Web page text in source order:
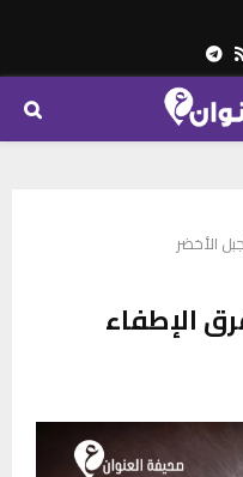
Rss
Telegram
الأخضر
الإطفاء